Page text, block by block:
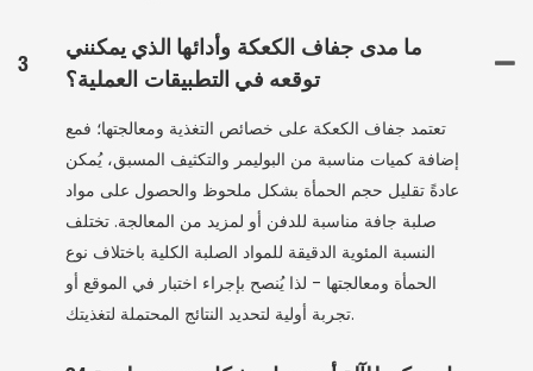
3
ما مدى جفاف الكعكة وأدائها الذي يمكنني
توقعه في التطبيقات العملية؟
تعتمد جفاف الكعكة على خصائص التغذية ومعالجتها؛ فمع
إضافة كميات مناسبة من البوليمر والتكثيف المسبق، يُمكن
عادةً تقليل حجم الحمأة بشكل ملحوظ والحصول على مواد
صلبة جافة مناسبة للدفن أو لمزيد من المعالجة. تختلف
النسبة المئوية الدقيقة للمواد الصلبة الكلية باختلاف نوع
الحمأة ومعالجتها - لذا يُنصح بإجراء اختبار في الموقع أو
تجربة أولية لتحديد النتائج المحتملة لتغذيتك.